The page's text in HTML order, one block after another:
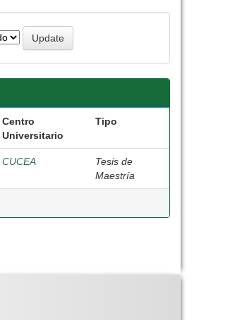
Centro
Universitario
Tipo
CUCEA
Tesis de
Maestría